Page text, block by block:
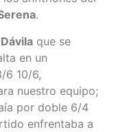
.
que se
en un
6 10/6,
nuestro equipo;
por doble 6/4
enfrentaba a